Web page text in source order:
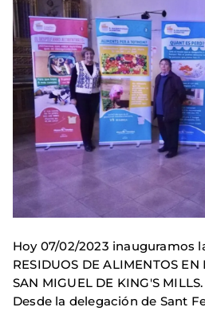
Hoy 07/02/2023 inauguramos
RESIDUOS DE ALIMENTOS
SAN MIGUEL DE KING'S MILLS.
Desde la delegación de Sant